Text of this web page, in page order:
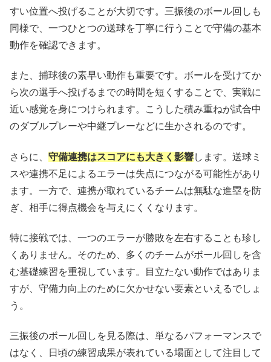
すい位置へ投げることが大切です。三振後のボール回しも
同様で、一つひとつの送球を丁寧に行うことで守備の基本
動作を確認できます。
また、捕球後の素早い動作も重要です。ボールを受けてか
ら次の選手へ投げるまでの時間を短くすることで、実戦に
近い感覚を身につけられます。こうした積み重ねが試合中
のダブルプレーや中継プレーなどに生かされるのです。
さらに、 守備連携はスコアにも大きく影響します。送球ミ
スや連携不足によるエラーは失点につながる可能性があり
ます。一方で、連携が取れているチームは無駄な進塁を防
ぎ、相手に得点機会を与えにくくなります。
特に接戦では、一つのエラーが勝敗を左右することも珍し
くありません。そのため、多くのチームがボール回しを含
む基礎練習を重視しています。目立たない動作ではありま
すが、守備力向上のために欠かせない要素といえるでしょ
う。
三振後のボール回しを見る際は、単なるパフォーマンスで
はなく、日頃の練習成果が表れている場面として注目して